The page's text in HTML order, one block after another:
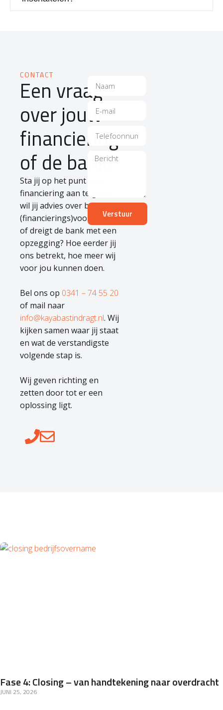
CONTACT
Een vraag
over jouw
financiering
of de bank?
Sta jij op het punt een
financiering aan te gaan,
wil jij advies over bepaalde
(financierings)voorwaarden
of dreigt de bank met een
opzegging? Hoe eerder jij
ons betrekt, hoe meer wij
voor jou kunnen doen.
Bel ons op 0341 – 74 55 20
of mail naar
info@kayabastindragt.nl. Wij
kijken samen waar jij staat
en wat de verstandigste
volgende stap is.
Wij geven richting en
zetten door tot er een
oplossing ligt.
Verstuur
Fase 4: Closing – van handtekening naar overdracht
JUNI 25, 2026